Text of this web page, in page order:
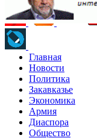
Главная
Новости
Политика
Закавказье
Экономика
Армия
Диаспора
Общество